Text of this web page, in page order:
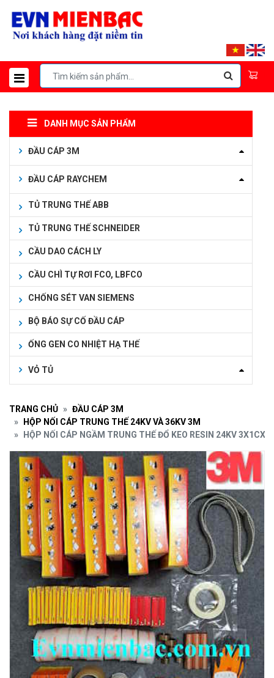
DANH MỤC SẢN PHẨM
ĐẦU CÁP 3M
ĐẦU CÁP RAYCHEM
TỦ TRUNG THẾ ABB
TỦ TRUNG THẾ SCHNEIDER
CẦU DAO CÁCH LY
CẦU CHÌ TỰ RƠI FCO, LBFCO
CHỐNG SÉT VAN SIEMENS
BỘ BÁO SỰ CỐ ĐẦU CÁP
ỐNG GEN CO NHIỆT HẠ THẾ
VỎ TỦ
TRANG CHỦ
ĐẦU CÁP 3M
HỘP NỐI CÁP TRUNG THẾ 24KV VÀ 36KV 3M
HỘP NỐI CÁP NGẦM TRUNG THẾ ĐỔ KEO RESIN 24KV